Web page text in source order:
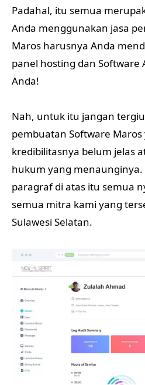
Padahal, itu semua
Anda menggunakan jasa
Maros harusnya Anda
panel hosting dan Software
Anda!
Nah, untuk itu jangan
pembuatan Software
kredibilitasnya belum jelas
hukum yang menaunginya.
paragraf di atas itu semua
semua mitra kami yang
Sulawesi Selatan.